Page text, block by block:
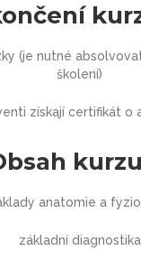
(je nutné
školení)
získají certifikát o
anatomie a
základní diagnostika